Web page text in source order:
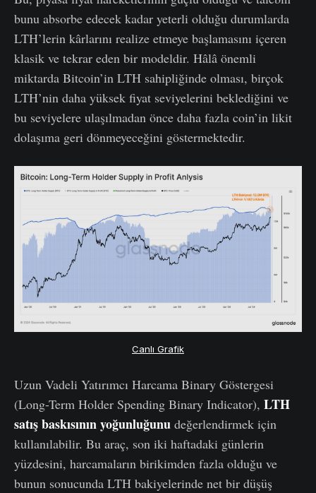
bunu absorbe edecek kadar yeterli olduğu durumlarda
LTH’lerin kârlarını realize etmeye başlamasını içeren
klasik ve tekrar eden bir modeldir. Hâlâ önemli
miktarda Bitcoin’in LTH sahipliğinde olması, birçok
LTH’nin daha yüksek fiyat seviyelerini beklediğini ve
bu seviyelere ulaşılmadan önce daha fazla coin’in likit
dolaşıma geri dönmeyeceğini göstermektedir.
Canlı Grafik
Uzun Vadeli Yatırımcı Harcama Binary Göstergesi
(Long-Term Holder Spending Binary Indicator), LTH
satış baskısının yoğunluğunu değerlendirmek için
kullanılabilir. Bu araç, son iki haftadaki günlerin
yüzdesini, harcamaların birikimden fazla olduğu ve
bunun sonucunda LTH bakiyelerinde net bir düşüş